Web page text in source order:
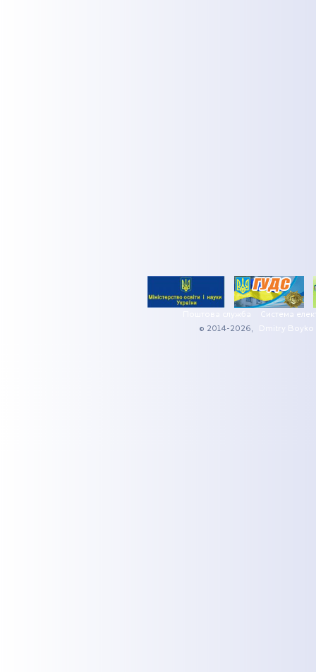
Поштова служба
Система
© 2014-2026,
Dmitry Boyko